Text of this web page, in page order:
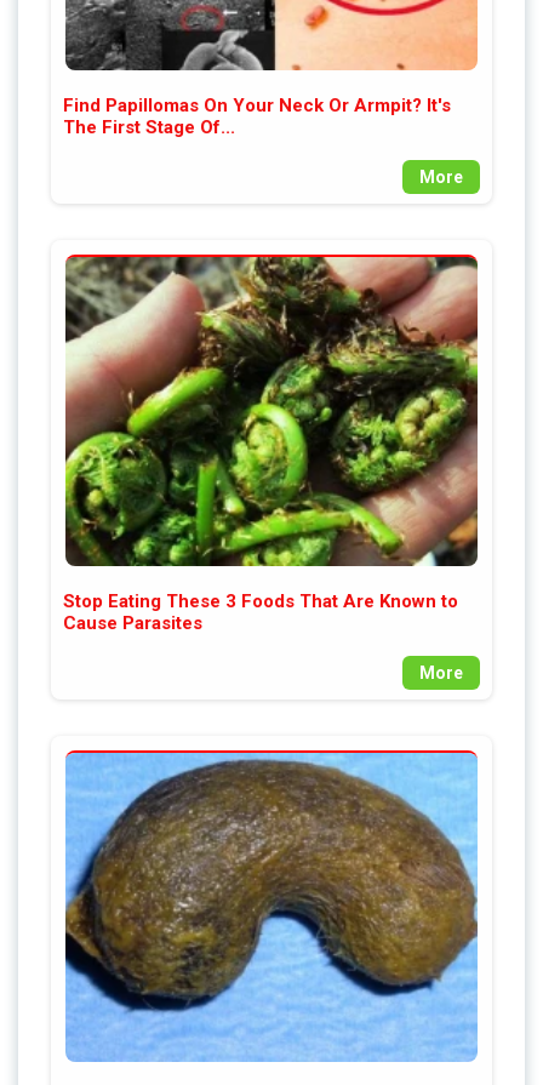
Find Papillomas On Your Neck Or Armpit? It's
The First Stage Of...
More
Stop Eating These 3 Foods That Are Known to
Cause Parasites
More